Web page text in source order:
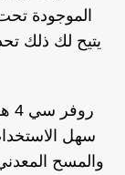
الموجودة
يتيح لك ذلك
سهل
والمسح